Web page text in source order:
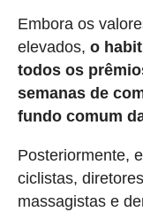
Embora os
elevados, o
todos os
semanas de
fundo comum
Posteriormente,
ciclistas,
massagistas e